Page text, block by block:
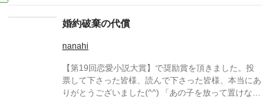
んな目にあっているの？ 姉の全てを奪うつもりが全
婚約破棄の代償
nanahi
【第19回恋愛小説大賞】で奨励賞を頂きました。投
票して下さった皆様、読んで下さった皆様、本当にあ
りがとうございました(^^) 「あの子を放って置けない